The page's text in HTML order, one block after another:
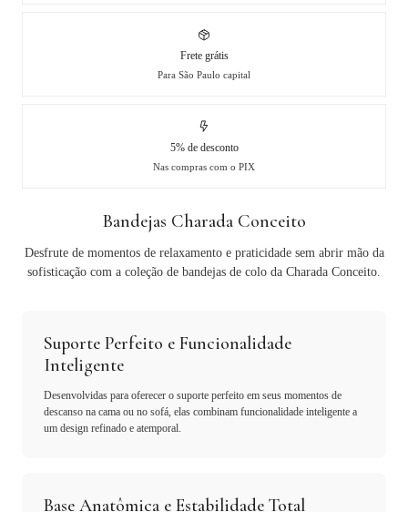
Frete grátis
Para São Paulo capital
5% de desconto
Nas compras com o PIX
Bandejas Charada Conceito
Desfrute de momentos de relaxamento e praticidade sem abrir mão da
sofisticação com a coleção de bandejas de colo da Charada Conceito.
Suporte Perfeito e Funcionalidade
Inteligente
Desenvolvidas para oferecer o suporte perfeito em seus momentos de
descanso na cama ou no sofá, elas combinam funcionalidade inteligente a
um design refinado e atemporal.
Base Anatômica e Estabilidade Total